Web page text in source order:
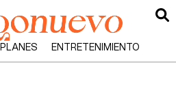
PLANES ENTRETENIMIENTO